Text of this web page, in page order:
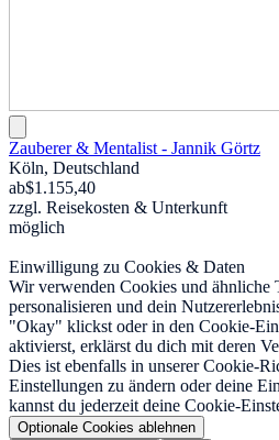
Zauberer & Mentalist - Jannik Görtz
Köln, Deutschland
ab$1.155,40
zzgl. Reisekosten & Unterkunft
möglich
Einwilligung zu Cookies & Daten
Wir verwenden Cookies und ähnliche
personalisieren und dein
"Okay" klickst oder in den Cookie-
aktivierst, erklärst du dich mit deren
Dies ist ebenfalls in unserer Cookie-
Einstellungen zu ändern oder deine
kannst du jederzeit deine Cookie-
Optionale Cookies ablehnen